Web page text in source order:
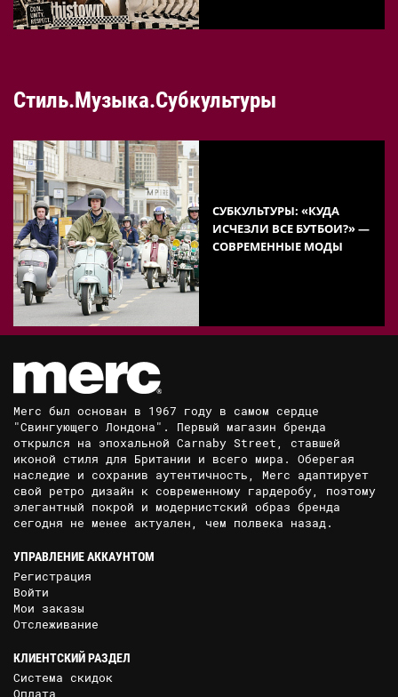
Стиль.Музыка.Субкультуры
СУБКУЛЬТУРЫ: «КУДА
ИСЧЕЗЛИ ВСЕ БУТБОИ?» —
СОВРЕМЕННЫЕ МОДЫ
Merc был основан в 1967 году в самом сердце
"Свингующего Лондона". Первый магазин бренда
открылся на эпохальной Carnaby Street, ставшей
иконой стиля для Британии и всего мира. Оберегая
наследие и сохранив аутентичность, Merc адаптирует
свой ретро дизайн к современному гардеробу, поэтому
элегантный покрой и модернистский образ бренда
сегодня не менее актуален, чем полвека назад.
УПРАВЛЕНИЕ АККАУНТОМ
Регистрация
Войти
Мои заказы
Отслеживание
КЛИЕНТСКИЙ РАЗДЕЛ
Система скидок
Оплата